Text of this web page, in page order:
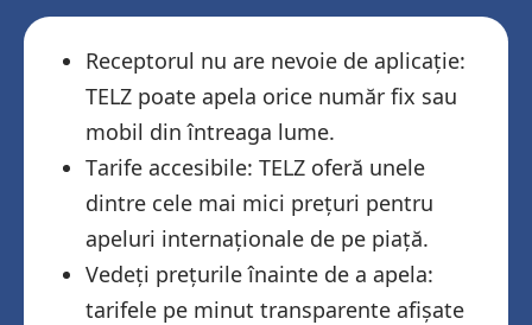
Receptorul nu are nevoie de aplicație:
TELZ poate apela orice număr fix sau
mobil din întreaga lume.
Tarife accesibile: TELZ oferă unele
dintre cele mai mici prețuri pentru
apeluri internaționale de pe piață.
Vedeți prețurile înainte de a apela:
tarifele pe minut transparente afișate